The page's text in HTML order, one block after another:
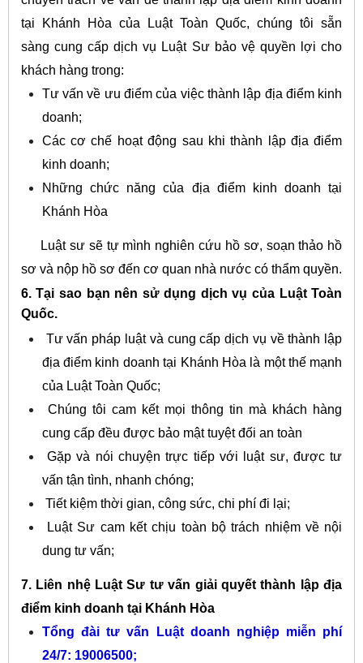
tại Khánh Hòa của Luật Toàn Quốc, chúng tôi sẵn
sàng cung cấp dịch vụ Luật Sư bảo vệ quyền lợi cho
khách hàng trong:
Tư vấn về ưu điểm của việc thành lập địa điểm kinh
doanh;
Các cơ chế hoạt động sau khi thành lập địa điểm
kinh doanh;
Những chức năng của địa điểm kinh doanh tại
Khánh Hòa
Luật sư sẽ tự mình nghiên cứu hồ sơ, soạn thảo hồ
sơ và nộp hồ sơ đến cơ quan nhà nước có thẩm quyền.
6.Tại sao bạn nên sử dụng dịch vụ của Luật Toàn
Quốc.
Tư vấn pháp luật và cung cấp dịch vụ về thành lập
địa điểm kinh doanh tại Khánh Hòa là một thế mạnh
của Luật Toàn Quốc;
Chúng tôi cam kết mọi thông tin mà khách hàng
cung cấp đều được bảo mật tuyệt đối an toàn
Gặp và nói chuyện trực tiếp với luật sư, được tư
vấn tận tình, nhanh chóng;
Tiết kiệm thời gian, công sức, chi phí đi lại;
Luật Sư cam kết chịu toàn bộ trách nhiệm về nội
dung tư vấn;
7. Liên nhệ Luật Sư tư vấn giải quyết thành lập địa
điểm kinh doanh tại Khánh Hòa
Tổng đài tư vấn Luật doanh nghiệp miễn phí
24/7: 19006500;